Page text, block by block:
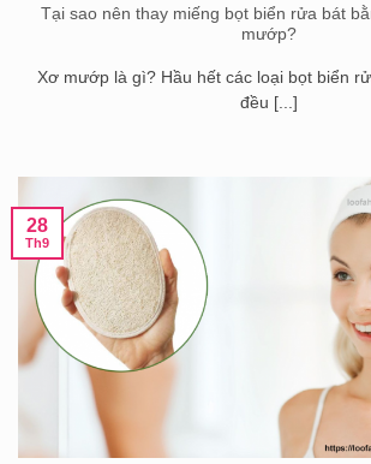
Tại sao nên thay miếng bọt biển rửa bát
mướp?
Xơ mướp là gì? Hầu hết các loại bọt biển
đều [...]
28
Th9